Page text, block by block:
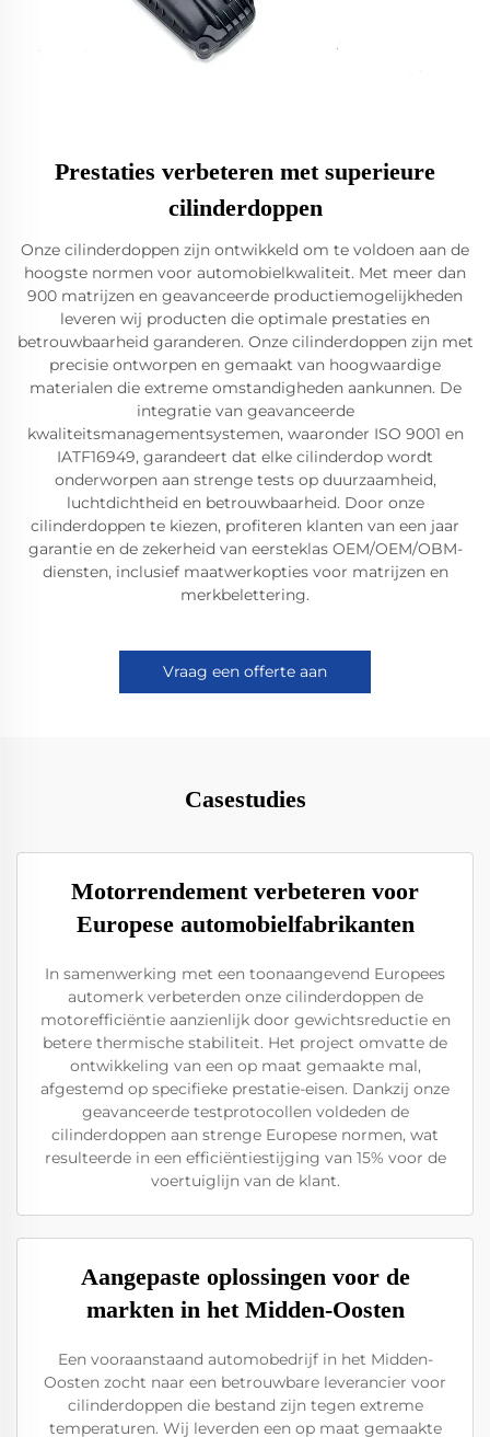
Prestaties verbeteren met superieure
cilinderdoppen
Onze cilinderdoppen zijn ontwikkeld om te voldoen aan de
hoogste normen voor automobielkwaliteit. Met meer dan
900 matrijzen en geavanceerde productiemogelijkheden
leveren wij producten die optimale prestaties en
betrouwbaarheid garanderen. Onze cilinderdoppen zijn met
precisie ontworpen en gemaakt van hoogwaardige
materialen die extreme omstandigheden aankunnen. De
integratie van geavanceerde
kwaliteitsmanagementsystemen, waaronder ISO 9001 en
IATF16949, garandeert dat elke cilinderdop wordt
onderworpen aan strenge tests op duurzaamheid,
luchtdichtheid en betrouwbaarheid. Door onze
cilinderdoppen te kiezen, profiteren klanten van een jaar
garantie en de zekerheid van eersteklas OEM/OEM/OBM-
diensten, inclusief maatwerkopties voor matrijzen en
merkbelettering.
Vraag een offerte aan
Casestudies
Motorrendement verbeteren voor
Europese automobielfabrikanten
In samenwerking met een toonaangevend Europees
automerk verbeterden onze cilinderdoppen de
motorefficiëntie aanzienlijk door gewichtsreductie en
betere thermische stabiliteit. Het project omvatte de
ontwikkeling van een op maat gemaakte mal,
afgestemd op specifieke prestatie-eisen. Dankzij onze
geavanceerde testprotocollen voldeden de
cilinderdoppen aan strenge Europese normen, wat
resulteerde in een efficiëntiestijging van 15% voor de
voertuiglijn van de klant.
Aangepaste oplossingen voor de
markten in het Midden-Oosten
Een vooraanstaand automobedrijf in het Midden-
Oosten zocht naar een betrouwbare leverancier voor
cilinderdoppen die bestand zijn tegen extreme
temperaturen. Wij leverden een op maat gemaakte